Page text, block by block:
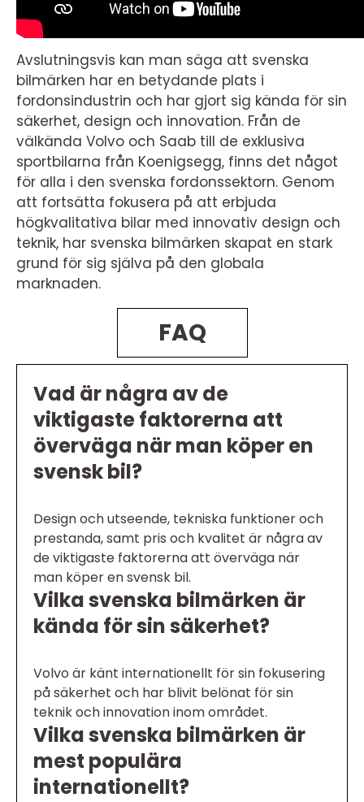
Avslutningsvis kan man säga att svenska
bilmärken har en betydande plats i
fordonsindustrin och har gjort sig kända för sin
säkerhet, design och innovation. Från de
välkända Volvo och Saab till de exklusiva
sportbilarna från Koenigsegg, finns det något
för alla i den svenska fordonssektorn. Genom
att fortsätta fokusera på att erbjuda
högkvalitativa bilar med innovativ design och
teknik, har svenska bilmärken skapat en stark
grund för sig själva på den globala
marknaden.
FAQ
Vad är några av de
viktigaste faktorerna att
överväga när man köper en
svensk bil?
Design och utseende, tekniska funktioner och
prestanda, samt pris och kvalitet är några av
de viktigaste faktorerna att överväga när
man köper en svensk bil.
Vilka svenska bilmärken är
kända för sin säkerhet?
Volvo är känt internationellt för sin fokusering
på säkerhet och har blivit belönat för sin
teknik och innovation inom området.
Vilka svenska bilmärken är
mest populära
internationellt?